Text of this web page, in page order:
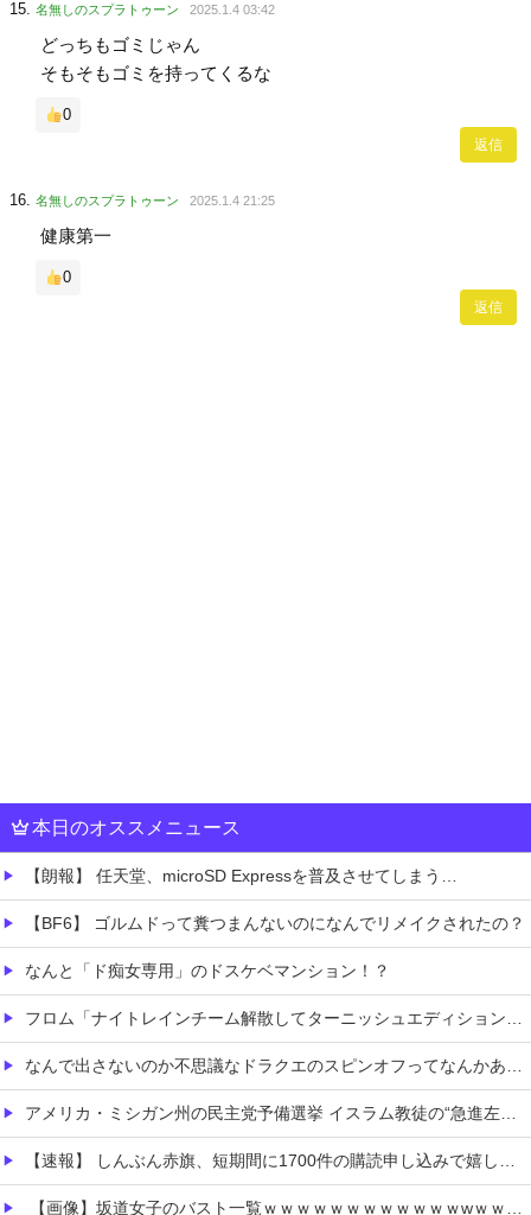
名無しのスプラトゥーン 2025.1.4 03:42
どっちもゴミじゃん
そもそもゴミを持ってくるな
0
返信
名無しのスプラトゥーン 2025.1.4 21:25
健康第一
0
返信
本日のオススメニュース
【朗報】 任天堂、microSD Expressを普及させてしまう…
【BF6】 ゴルムドって糞つまんないのになんでリメイクされたの？
なんと「ド痴女専用」のドスケベマンション！？
フロム「ナイトレインチーム解散してターニッシュエディション完成させました」←これｗｗｗｗ
なんで出さないのか不思議なドラクエのスピンオフってなんかある？
アメリカ・ミシガン州の民主党予備選挙 イスラム教徒の“急進左派”候補が勝利確実に⋯トランプ氏は批判
【速報】 しんぶん赤旗、短期間に1700件の購読申し込みで嬉し泣き→「うそでーす」虚偽申し込みと判明→ 共産党が刑事告訴「厳重な処罰を求める」
【画像】坂道女子のバスト一覧ｗｗｗｗｗｗｗｗｗｗｗｗwｗｗｗｗ